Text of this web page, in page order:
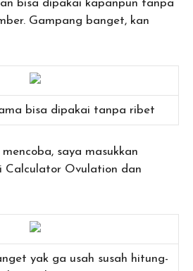
bisa dipakai kapanpun tanpa
Gampang banget, kan
bisa dipakai tanpa ribet
saya masukkan
Calculator Ovulation dan
yak ga usah susah hitung-